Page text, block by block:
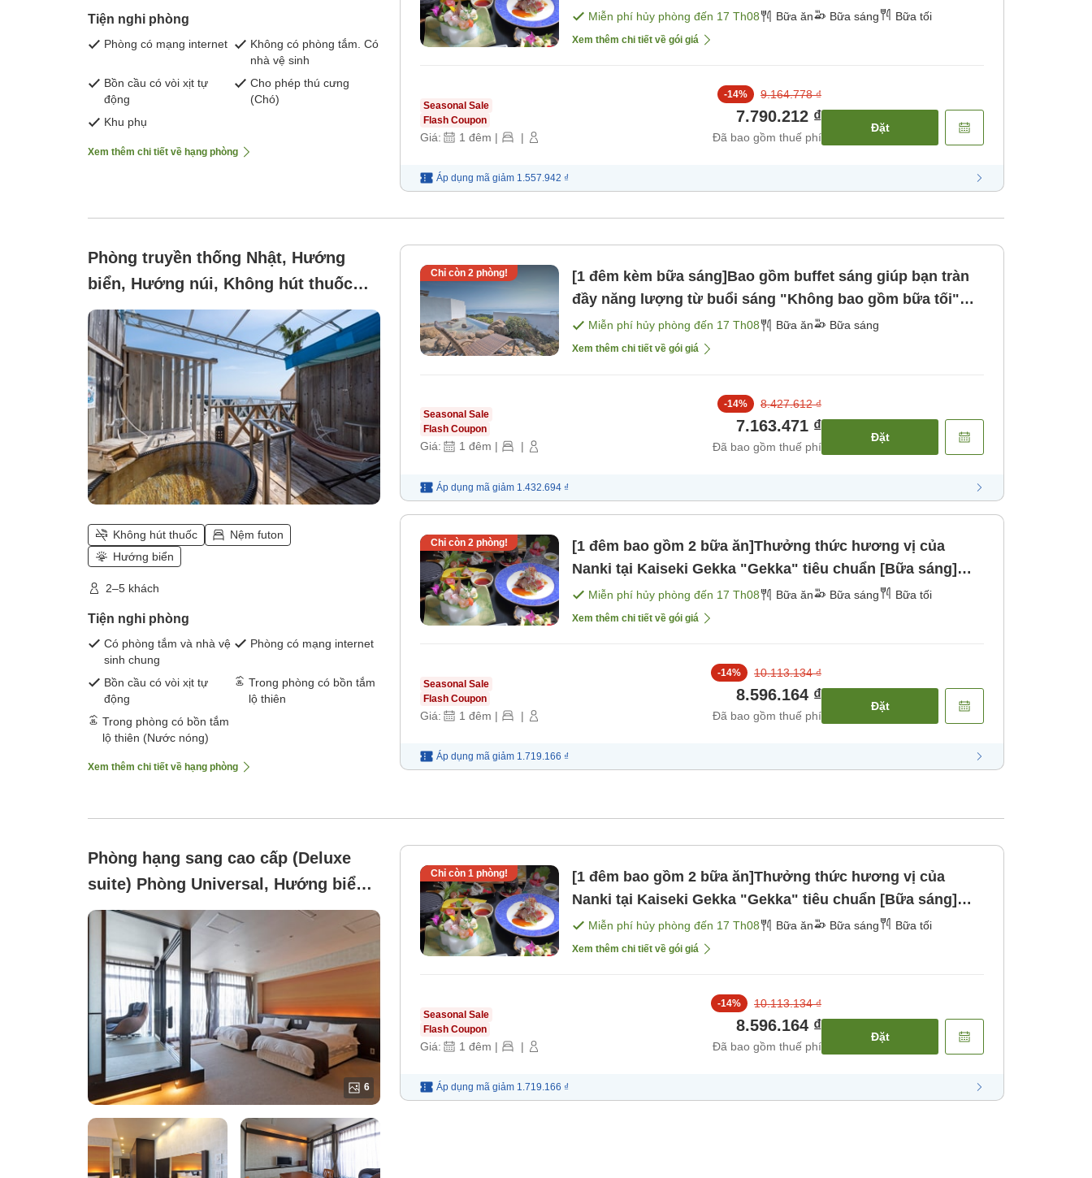
Tiện nghi phòng
Phòng có mạng internet
Không có phòng tắm. Có
nhà vệ sinh
Bồn cầu có vòi xịt tự
động
Cho phép thú cưng
(Chó)
Khu phụ
Xem thêm chi tiết về hạng phòng
[Bữa tối]
Miễn phí hủy phòng đến 17 Th08 Bữa ăn Bữa sáng Bữa tối
Xem thêm chi tiết về gói giá
Seasonal Sale
Flash Coupon
Giá: 1 đêm | |
-14% 9.164.778 ₫
7.790.212 ₫
Đã bao gồm thuế phí
Đặt
Áp dụng mã giảm 1.557.942 ₫
Phòng truyền thống Nhật, Hướng
biển, Hướng núi, Không hút thuốc
(No pets allowed)
Không hút thuốc
Nệm futon
Hướng biển
2–5 khách
Tiện nghi phòng
Có phòng tắm và nhà vệ
sinh chung
Phòng có mạng internet
Bồn cầu có vòi xịt tự
động
Trong phòng có bồn tắm
lộ thiên
Trong phòng có bồn tắm
lộ thiên (Nước nóng)
Xem thêm chi tiết về hạng phòng
Chỉ còn 2phòng!
[1 đêm kèm bữa sáng]Bao gồm buffet sáng giúp bạn tràn
đầy năng lượng từ buổi sáng "Không bao gồm bữa tối"
[Bữa sáng]
Miễn phí hủy phòng đến 17 Th08 Bữa ăn Bữa sáng
Xem thêm chi tiết về gói giá
Seasonal Sale
Flash Coupon
Giá: 1 đêm | |
-14% 8.427.612 ₫
7.163.471 ₫
Đã bao gồm thuế phí
Đặt
Áp dụng mã giảm 1.432.694 ₫
Chỉ còn 2 phòng!
[1 đêm bao gồm 2 bữa ăn]Thưởng thức hương vị của
Nanki tại Kaiseki Gekka "Gekka" tiêu chuẩn [Bữa sáng]
[Bữa tối]
Miễn phí hủy phòng đến 17 Th08 Bữa ăn Bữa sáng Bữa tối
Xem thêm chi tiết về gói giá
Seasonal Sale
Flash Coupon
Giá: 1 đêm | |
-14% 10.113.134 ₫
8.596.164 ₫
Đã bao gồm thuế phí
Đặt
Áp dụng mã giảm 1.719.166 ₫
Phòng hạng sang cao cấp (Deluxe
suite) Phòng Universal, Hướng biển,
Hướng núi, Không hút thuốc (Không
được phép nuôi thú cưng)
6
Chỉ còn 1 phòng!
[1 đêm bao gồm 2 bữa ăn]Thưởng thức hương vị của
Nanki tại Kaiseki Gekka "Gekka" tiêu chuẩn [Bữa sáng]
[Bữa tối]
Miễn phí hủy phòng đến 17 Th08 Bữa ăn Bữa sáng Bữa tối
Xem thêm chi tiết về gói giá
Seasonal Sale
Flash Coupon
Giá: 1 đêm | |
-14% 10.113.134 ₫
8.596.164 ₫
Đã bao gồm thuế phí
Đặt
Áp dụng mã giảm 1.719.166 ₫